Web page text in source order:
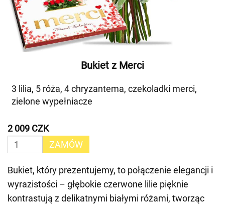
Bukiet z Merci
3 lilia, 5 róża, 4 chryzantema, czekoladki merci,
zielone wypełniacze
2 009 CZK
ZAMÓW
Bukiet, który prezentujemy, to połączenie elegancji i
wyrazistości – głębokie czerwone lilie pięknie
kontrastują z delikatnymi białymi różami, tworząc